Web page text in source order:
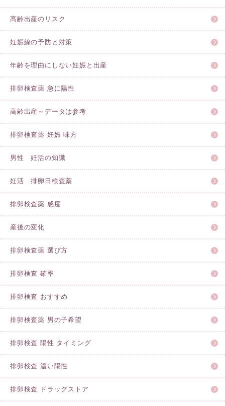
高齢出産のリスク
妊娠線の予防と対策
年齢を理由にしない妊娠と出産
排卵検査薬 急に陽性
高齢出産～データは参考
排卵検査薬 妊娠 味方
男性 妊活の知識
妊活 排卵日検査薬
排卵検査薬 感度
産後の変化
排卵検査薬 選び方
排卵検査 確率
排卵検査 おすすめ
排卵検査薬 男の子希望
排卵検査 陽性 タイミング
排卵検査 濃い陽性
排卵検査 ドラッグストア